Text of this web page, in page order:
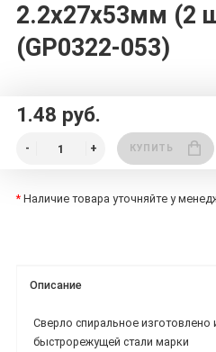
2.2х27х53мм (2
(GP0322-053)
1.48 руб.
КУПИТЬ
* Наличие товара уточняйте у
Описание
Сверло спиральное изготовлено
быстрорежущей стали марки